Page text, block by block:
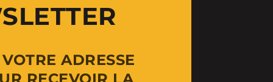
ADRESSE
RECEVOIR LA